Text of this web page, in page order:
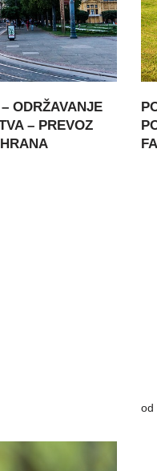
ODRŽAVANJE
– PREVOZ
od